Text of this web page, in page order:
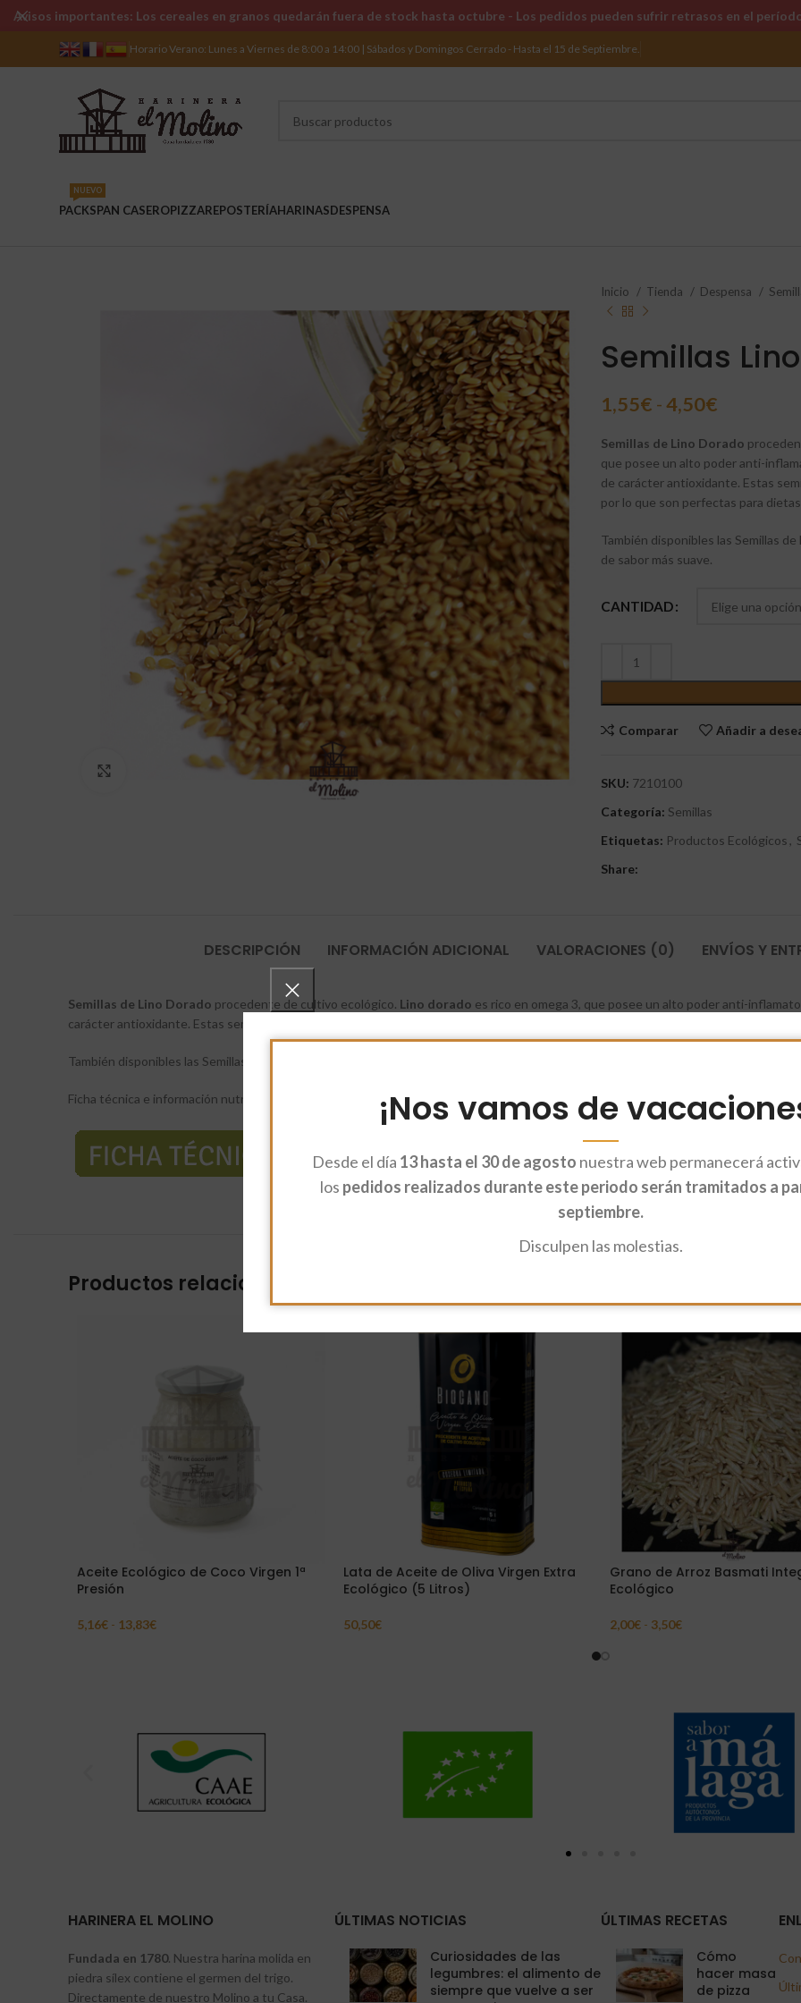
¡Nos vamos de
Desde el día 13 hasta el 30 de agosto nuestra web permanecerá
los pedidos realizados durante este periodo serán tramitados a
septiembre.
Disculpen las molestias.
Horario Verano: Lunes a Viernes de 8:00 a 14:00 | Sábados y Domingos Cerrado - Hasta el 15 de Septiembre.
PACKS
NUEVO
PAN CASEROPIZZAREPOSTERÍAHARINASDESPENSA
Click to enlarge
Inicio Tienda Despensa
Semillas
1,55€ -4,50€
Semillas de Lino Dorado
que posee un alto poder anti-
de carácter antioxidante. Estas
por lo que son perfectas para
También disponibles las Semillas
de sabor más suave.
CANTIDAD
Comparar Añadir a
SKU: 7210100
Categoría: Semillas
Etiquetas: Productos Ecológicos ,
Share:
DESCRIPCIÓN INFORMACIÓN ADICIONAL VALORACIONES (0) ENVÍOS Y
Semillas de Lino Dorado procedente de cultivo ecológico. Lino dorado es rico en omega 3, que posee un alto poder anti-
carácter antioxidante. Estas semillas también son de gran ayuda a la hora de saciar el hambre, por lo que son perfectas para dietas
También disponibles las Semillas de Lino Marrón, de composición prácticamente idéntica pero de sabor más suave.
Ficha técnica e información nutricional:
Productos relacionados
Aceite Ecológico de Coco Virgen 1ª
Presión
5,16€ - 13,83€
Lata de Aceite de Oliva Virgen Extra
Ecológico (5 Litros)
50,50€
Grano de Arroz Basmati
Ecológico
2,00€ - 3,50€
HARINERA EL MOLINO
Fundada en 1780. Nuestra harina molida en
piedra sílex contiene el germen del trigo.
Directamente de nuestro Molino a tu Casa.
ÚLTIMAS NOTICIAS
Curiosidades de las
legumbres: el alimento de
siempre que vuelve a ser
ÚLTIMAS RECETAS
Cómo
hacer masa
de pizza
Avisos importantes: Los cereales en granos quedarán fuera de stock hasta octubre - Los pedidos pueden sufrir retrasos en el